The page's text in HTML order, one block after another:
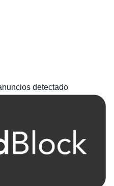
detectado